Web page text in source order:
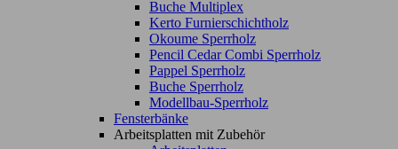
Buche Multiplex
Kerto Furnierschichtholz
Okoume Sperrholz
Pencil Cedar Combi Sperrholz
Pappel Sperrholz
Buche Sperrholz
Modellbau-Sperrholz
Fensterbänke
Arbeitsplatten mit Zubehör